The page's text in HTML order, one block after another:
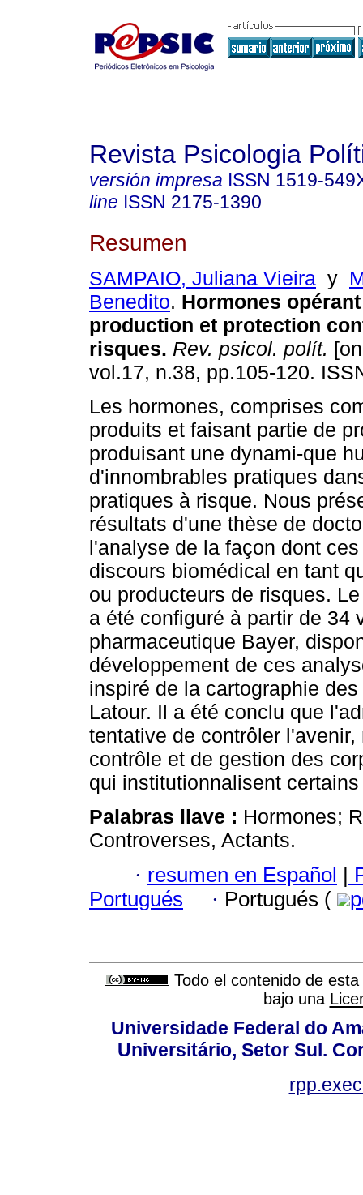
Revista Psicologia
versión impresa ISSN 1519-
line ISSN 2175-1390
Resumen
SAMPAIO, Juliana Vieira y
Benedito. Hormones
production et protection
risques. Rev. psicol. polít.
vol.17, n.38, pp.105-120.
Les hormones, comprises
produits et faisant partie de
produisant une dynami-que
d'innombrables pratiques
pratiques à risque. Nous
résultats d'une thèse de
l'analyse de la façon dont
discours biomédical en tant
ou producteurs de risques.
a été configuré à partir de 34
pharmaceutique Bayer,
développement de ces
inspiré de la cartographie
Latour. Il a été conclu que
tentative de contrôler
contrôle et de gestion des
qui institutionnalisent
Palabras llave : Hormones;
Controverses, Actants.
· resumen en Español |
Portugués
· Portugués (
Todo el contenido de
bajo una
Universidade Federal do
Universitário, Setor Sul.